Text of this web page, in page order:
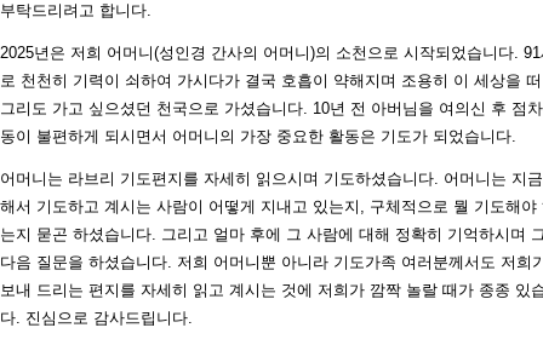
부탁드리려고 합니다.
2025년은 저희 어머니(성인경 간사의 어머니)의 소천으로 시작되었습니다.
로 천천히 기력이 쇠하여 가시다가 결국 호흡이 약해지며 조용히 이 세상을
그리도 가고 싶으셨던 천국으로 가셨습니다. 10년 전 아버님을 여의신 후 점
동이 불편하게 되시면서 어머니의 가장 중요한 활동은 기도가 되었습니다.
어머니는 라브리 기도편지를 자세히 읽으시며 기도하셨습니다. 어머니는 지
해서 기도하고 계시는 사람이 어떻게 지내고 있는지, 구체적으로 뭘 기도해야
는지 묻곤 하셨습니다. 그리고 얼마 후에 그 사람에 대해 정확히 기억하시며
다음 질문을 하셨습니다. 저희 어머니뿐 아니라 기도가족 여러분께서도 저희
보내 드리는 편지를 자세히 읽고 계시는 것에 저희가 깜짝 놀랄 때가 종종 있
다. 진심으로 감사드립니다.